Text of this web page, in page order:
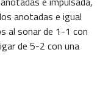
anotadas e igual
al sonar de 1-1 con
de 5-2 con una